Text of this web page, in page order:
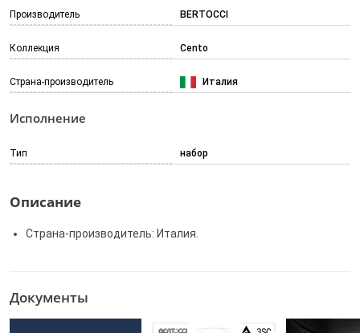
Производитель BERTOCCI
Коллекция Cento
Страна-производитель Италия
Исполнение
Тип набор
Описание
Страна-производитель: Италия.
Документы